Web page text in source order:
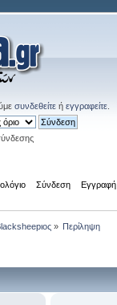
συνδεθείτε ή εγγραφείτε
Σύνδεση Εγγραφή
» Περίληψη